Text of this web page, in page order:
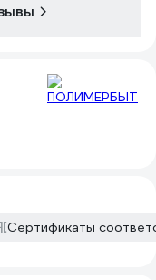
Сертификаты